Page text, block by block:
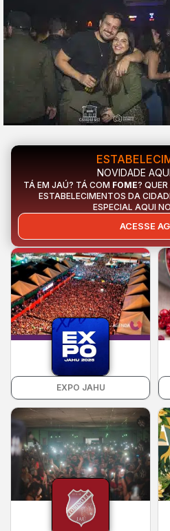
EXPO JAHU
NOVIDADE
TÁ EM JAÚ? TÁ COM FOME? QUER
ESTABELECIMENTOS DA
ESPECIAL AQUI
ACESSE